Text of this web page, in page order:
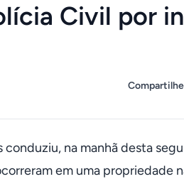
Civil por
na manhã desta
em uma propriedade